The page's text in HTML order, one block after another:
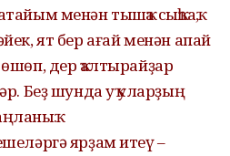
менән тышҡа сыҡһаҡ,
ят бер ағай менән апай
дер ҡалтырайҙар
Беҙ шунда уҡ уларҙың
ярҙам итеү –